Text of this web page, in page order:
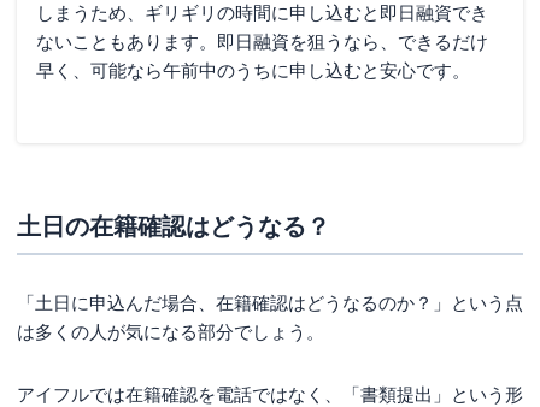
しまうため、ギリギリの時間に申し込むと即日融資でき
ないこともあります。即日融資を狙うなら、できるだけ
早く、可能なら午前中のうちに申し込むと安心です。
土日の在籍確認はどうなる？
「土日に申込んだ場合、在籍確認はどうなるのか？」という点
は多くの人が気になる部分でしょう。
アイフルでは在籍確認を電話ではなく、「書類提出」という形